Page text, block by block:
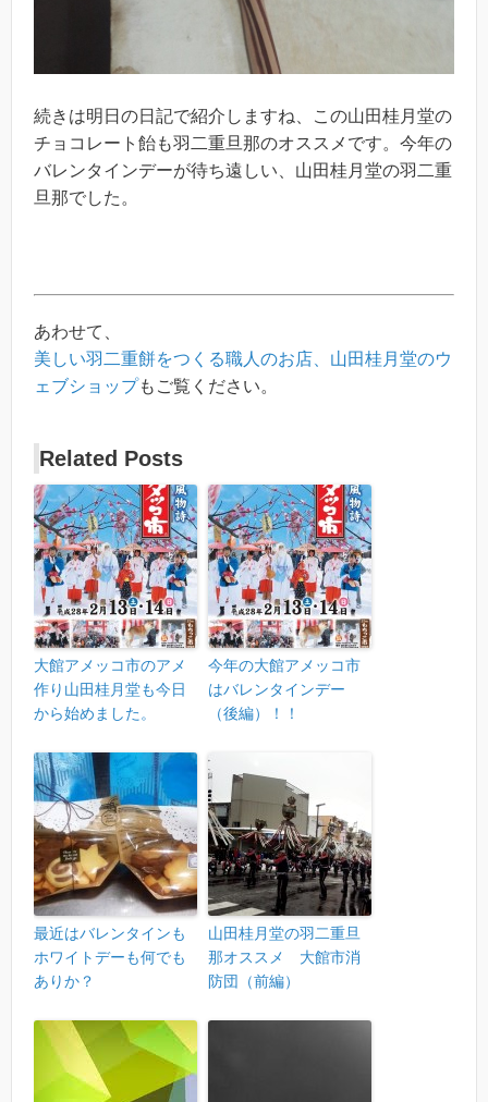
続きは明日の日記で紹介しますね、この山田桂月堂の
チョコレート飴も羽二重旦那のオススメです。今年の
バレンタインデーが待ち遠しい、山田桂月堂の羽二重
旦那でした。
あわせて、
美しい羽二重餅をつくる職人のお店、山田桂月堂のウ
ェブショップもご覧ください。
Related Posts
大館アメッコ市のアメ
作り山田桂月堂も今日
から始めました。
今年の大館アメッコ市
はバレンタインデー
（後編）！！
最近はバレンタインも
ホワイトデーも何でも
ありか？
山田桂月堂の羽二重旦
那オススメ 大館市消
防団（前編）